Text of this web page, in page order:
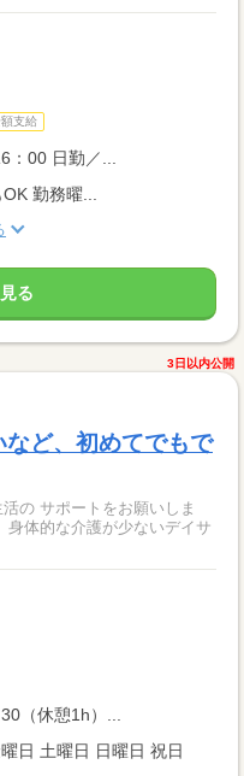
支給
：00 日勤／...
勤務曜...
る
3日以内公開
ど、初めてでもで
の サポートをお願いしま
（休憩1h）...
日 土曜日 日曜日 祝日